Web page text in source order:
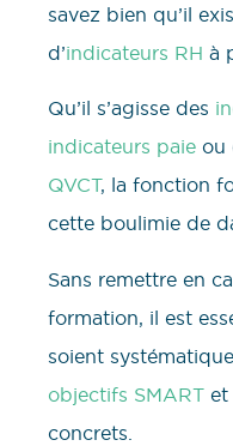
savez bien qu’il
d’indicateurs RH à
Qu’il s’agisse des
indicateurs paie ou
QVCT, la fonction
cette boulimie de
Sans remettre en
formation, il est
soient
objectifs SMART et
concrets.